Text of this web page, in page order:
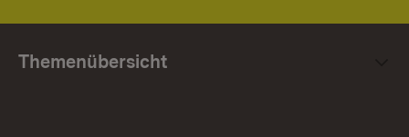
Themenübersicht